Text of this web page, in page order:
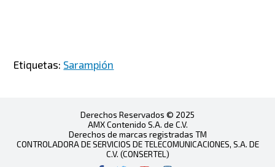
Etiquetas: Sarampión
Derechos Reservados © 2025
AMX Contenido S.A. de C.V.
Derechos de marcas registradas TM
CONTROLADORA DE SERVICIOS DE TELECOMUNICACIONES, S.A. DE
C.V. (CONSERTEL)